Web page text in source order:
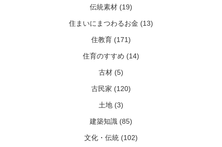
伝統素材 (19)
住まいにまつわるお金 (13)
住教育 (171)
住育のすすめ (14)
古材 (5)
古民家 (120)
土地 (3)
建築知識 (85)
文化・伝統 (102)